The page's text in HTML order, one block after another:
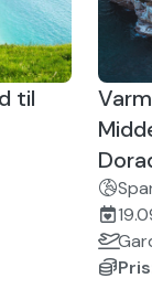
til